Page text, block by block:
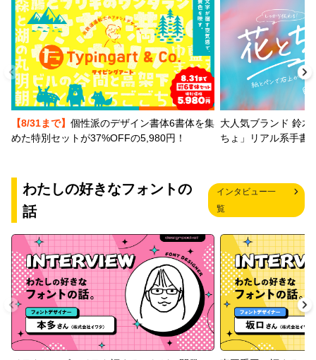
【8/31まで】 個性派のデザイン書体6書体を集
めた特別セットが37%OFFの5,980円！
大人気ブランド 鈴木
ちょ」リアル系手書
わたしの好きなフォントの
話
インタビュー一
覧